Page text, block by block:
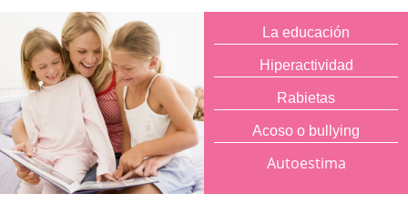
La educación
Hiperactividad
Rabietas
Acoso o bullying
Autoestima